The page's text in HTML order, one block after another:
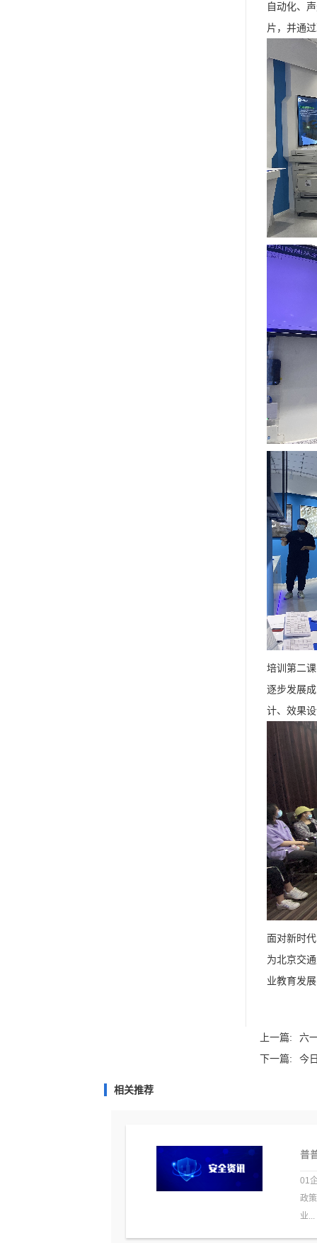
自动化、
片，并通
培训第二
逐步发展
计、效果
面对新时
为北京交
业教育发
上一篇:
六
下一篇:
今
相关推荐
普
01
政
业...